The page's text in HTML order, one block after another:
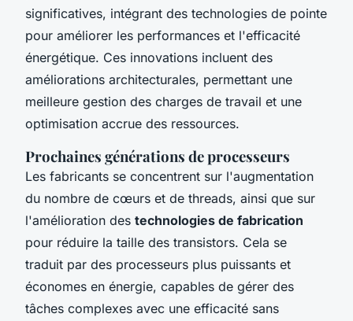
significatives, intégrant des technologies de pointe
pour améliorer les performances et l'efficacité
énergétique. Ces innovations incluent des
améliorations architecturales, permettant une
meilleure gestion des charges de travail et une
optimisation accrue des ressources.
Prochaines générations de processeurs
Les fabricants se concentrent sur l'augmentation
du nombre de cœurs et de threads, ainsi que sur
l'amélioration des technologies de fabrication
pour réduire la taille des transistors. Cela se
traduit par des processeurs plus puissants et
économes en énergie, capables de gérer des
tâches complexes avec une efficacité sans